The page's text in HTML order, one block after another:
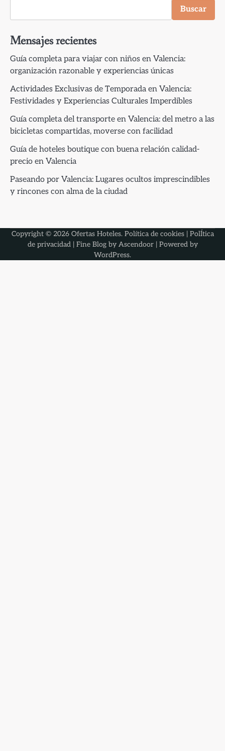
Buscar
Mensajes recientes
Guía completa para viajar con niños en Valencia:
organización razonable y experiencias únicas
Actividades Exclusivas de Temporada en Valencia:
Festividades y Experiencias Culturales Imperdibles
Guía completa del transporte en Valencia: del metro a las
bicicletas compartidas, moverse con facilidad
Guía de hoteles boutique con buena relación calidad-
precio en Valencia
Paseando por Valencia: Lugares ocultos imprescindibles
y rincones con alma de la ciudad
Copyright © 2026 Ofertas Hoteles. Política de cookies| PolÍtica
de privacidad| Fine Blog by Ascendoor| Powered by
WordPress.